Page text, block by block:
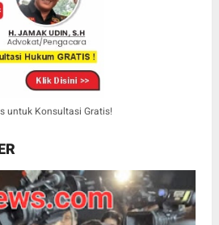
untuk Konsultasi Gratis!